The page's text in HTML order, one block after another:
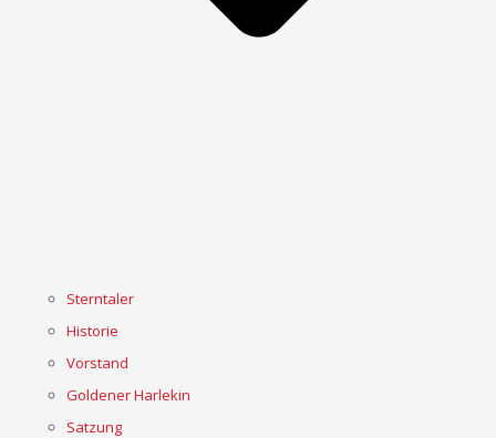
Sterntaler
Historie
Vorstand
Goldener Harlekin
Satzung